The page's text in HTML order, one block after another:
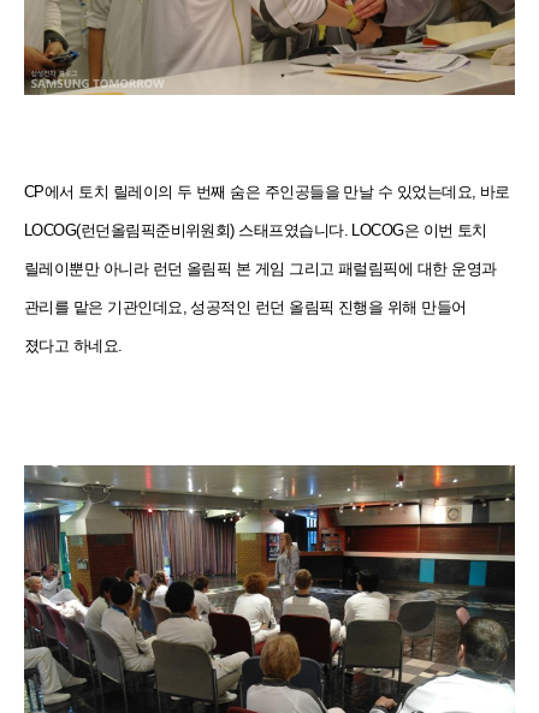
CP에서 토치 릴레이의 두 번째 숨은 주인공들을 만날 수 있었는데요, 바로
LOCOG(런던올림픽준비위원회) 스태프였습니다. LOCOG은 이번 토치
릴레이뿐만 아니라 런던 올림픽 본 게임 그리고 패럴림픽에 대한 운영과
관리를 맡은 기관인데요, 성공적인 런던 올림픽 진행을 위해 만들어
졌다고 하네요.